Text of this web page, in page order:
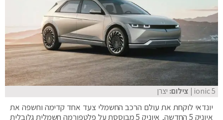
ionic 5 | צילום: יצרן
יונדאי לוקחת את עולם הרכב החשמלי צעד אחד קדימה וחשפה את
איוניק 5 החדשה, איוניק 5 מבוססת על פלטפורמה חשמלית גלובלית